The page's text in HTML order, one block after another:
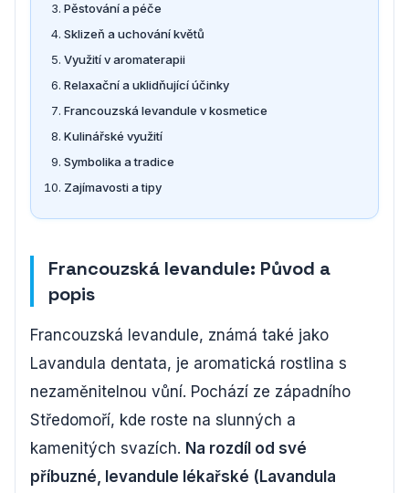
Pěstování a péče
Sklizeň a uchování květů
Využití v aromaterapii
Relaxační a uklidňující účinky
Francouzská levandule v kosmetice
Kulinářské využití
Symbolika a tradice
Zajímavosti a tipy
Francouzská levandule: Původ a
popis
Francouzská levandule, známá také jako
Lavandula dentata, je aromatická rostlina s
nezaměnitelnou vůní. Pochází ze západního
Středomoří, kde roste na slunných a
kamenitých svazích. Na rozdíl od své
příbuzné, levandule lékařské (Lavandula